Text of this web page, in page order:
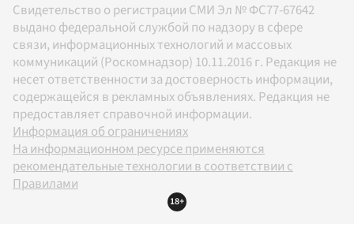
Свидетельство о регистрации СМИ Эл № ФС77-67642
выдано федеральной службой по надзору в сфере
связи, информационных технологий и массовых
коммуникаций (Роскомнадзор) 10.11.2016 г. Редакция не
несет ответственности за достоверность информации,
содержащейся в рекламных объявлениях. Редакция не
предоставляет справочной информации.
Информация об ограничениях
На информационном ресурсе применяются
рекомендательные технологии в соответствии с
Правилами
18+